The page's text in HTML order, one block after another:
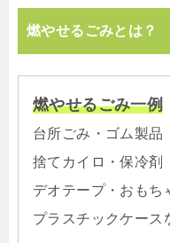
燃やせるごみとは？
燃やせるごみ一例
台所ごみ・ゴム製品
捨てカイロ・保冷剤
デオテープ・おもち
プラスチックケース